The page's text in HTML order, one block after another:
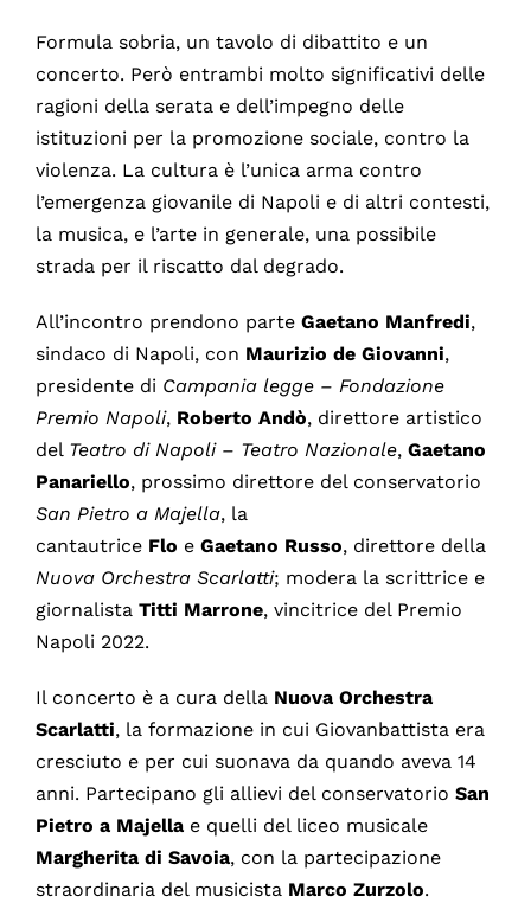
Formula sobria, un tavolo di dibattito e un
concerto. Però entrambi molto significativi delle
ragioni della serata e dell’impegno delle
istituzioni per la promozione sociale, contro la
violenza. La cultura è l’unica arma contro
l’emergenza giovanile di Napoli e di altri contesti,
la musica, e l’arte in generale, una possibile
strada per il riscatto dal degrado.
All’incontro prendono parte Gaetano Manfredi,
sindaco di Napoli, con Maurizio de Giovanni,
presidente di Campania legge – Fondazione
Premio Napoli, Roberto Andò, direttore artistico
del Teatro di Napoli – Teatro Nazionale, Gaetano
Panariello, prossimo direttore del conservatorio
San Pietro a Majella, la
cantautrice Flo e Gaetano Russo, direttore della
Nuova Orchestra Scarlatti; modera la scrittrice e
giornalista Titti Marrone, vincitrice del Premio
Napoli 2022.
Il concerto è a cura della Nuova Orchestra
Scarlatti, la formazione in cui Giovanbattista era
cresciuto e per cui suonava da quando aveva 14
anni. Partecipano gli allievi del conservatorio San
Pietro a Majellae quelli del liceo musicale
Margherita di Savoia, con la partecipazione
straordinaria del musicista Marco Zurzolo.